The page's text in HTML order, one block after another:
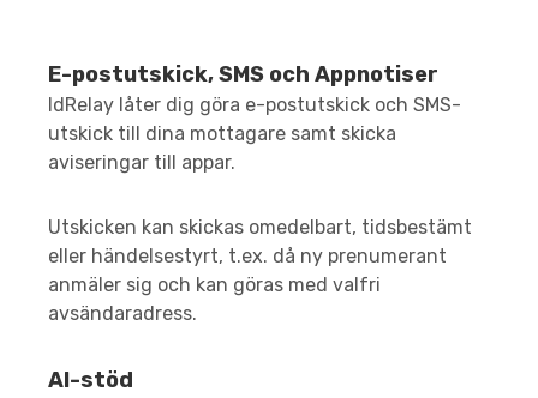
E-postutskick, SMS och Appnotiser
IdRelay låter dig göra e-postutskick och SMS-
utskick till dina mottagare samt skicka
aviseringar till appar.
Utskicken kan skickas omedelbart, tidsbestämt
eller händelsestyrt, t.ex. då ny prenumerant
anmäler sig och kan göras med valfri
avsändaradress.
AI-stöd